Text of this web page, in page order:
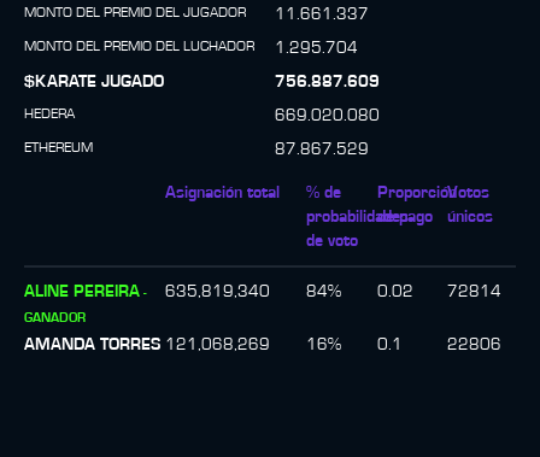
MONTO DEL PREMIO DEL JUGADOR 11.661.337
MONTO DEL PREMIO DEL LUCHADOR
1.295.704
$KARATE JUGADO
756.887.609
HEDERA 669.020.080
ETHEREUM 87.867.529
Asignación total
% de
probabilidades
de voto
Proporción
de pago
Votos
únicos
ALINE PEREIRA -
GANADOR
635,819,340 84% 0.02 72814
AMANDA TORRES 121,068,269 16% 0.1 22806